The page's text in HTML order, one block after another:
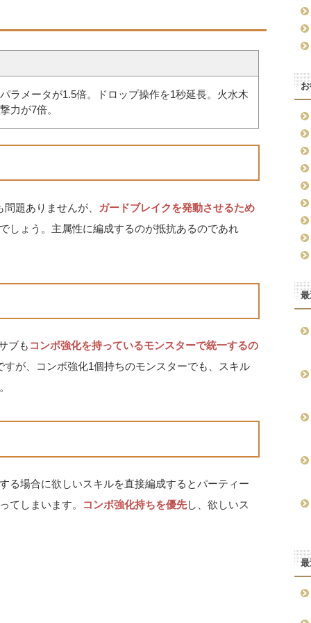
ラメータが1.5倍。ドロップ操作を1秒延長。火水木
力が7倍。
題ありませんが、
ガードブレイクを発動させるため
しょう。主属性に編成するのが抵抗あるのであれ
ブも コンボ強化を持っているモンスターで統一するの
が、コンボ強化1個持ちのモンスターでも、スキル
る場合に欲しいスキルを直接編成するとパーティー
てしまいます。
コンボ強化持ちを優先し、欲しいス